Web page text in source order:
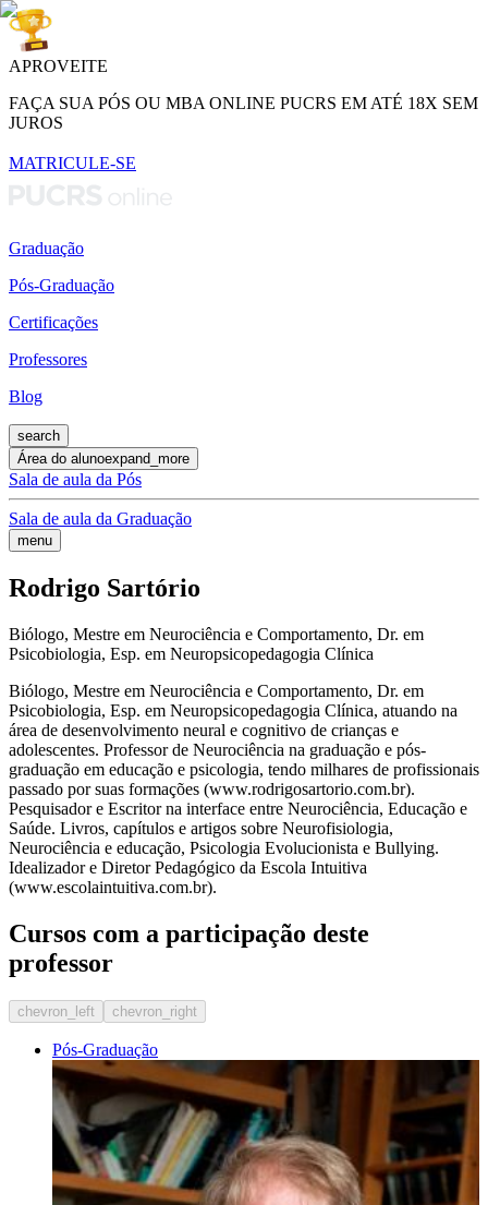
APROVEITE
FAÇA SUA PÓS OU MBA ONLINE PUCRS EM ATÉ 18X SEM
JUROS
MATRICULE-SE
Graduação
Pós-Graduação
Certificações
Professores
Blog
search
Área do alunoexpand_more
Sala de aula da Pós
Sala de aula da Graduação
menu
Rodrigo Sartório
Biólogo, Mestre em Neurociência e Comportamento, Dr. em
Psicobiologia, Esp. em Neuropsicopedagogia Clínica
Biólogo, Mestre em Neurociência e Comportamento, Dr. em
Psicobiologia, Esp. em Neuropsicopedagogia Clínica, atuando na
área de desenvolvimento neural e cognitivo de crianças e
adolescentes. Professor de Neurociência na graduação e pós-
graduação em educação e psicologia, tendo milhares de profissionais
passado por suas formações (www.rodrigosartorio.com.br).
Pesquisador e Escritor na interface entre Neurociência, Educação e
Saúde. Livros, capítulos e artigos sobre Neurofisiologia,
Neurociência e educação, Psicologia Evolucionista e Bullying.
Idealizador e Diretor Pedagógico da Escola Intuitiva
(www.escolaintuitiva.com.br).
Cursos com a participação deste
professor
chevron_left chevron_right
Pós-Graduação